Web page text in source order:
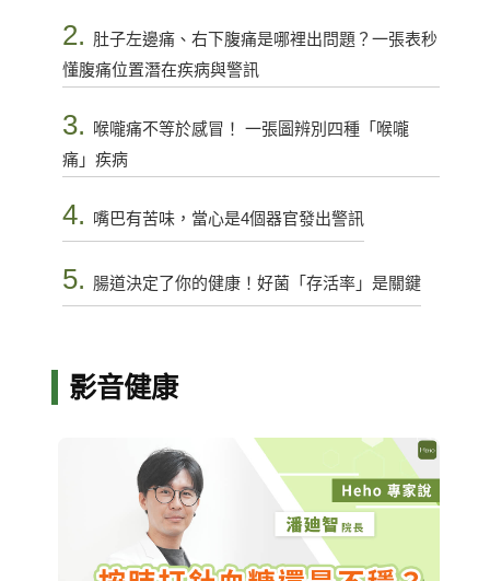
2. 肚子左邊痛、右下腹痛是哪裡出問題？一張表秒
懂腹痛位置潛在疾病與警訊
3.
喉嚨痛不等於感冒！ 一張圖辨別四種「喉嚨
痛」疾病
4. 嘴巴有苦味，當心是4個器官發出警訊
5. 腸道決定了你的健康！好菌「存活率」是關鍵
影音健康